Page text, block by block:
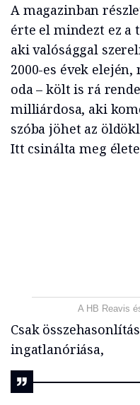
A magazinban
érte el mindezt ez a
aki valósággal
2000-es évek
oda – költ is rá
milliárdosa, aki
szóba jöhet az
Itt csinálta meg
A HB Reavis
Csak
ingatlanóriása,